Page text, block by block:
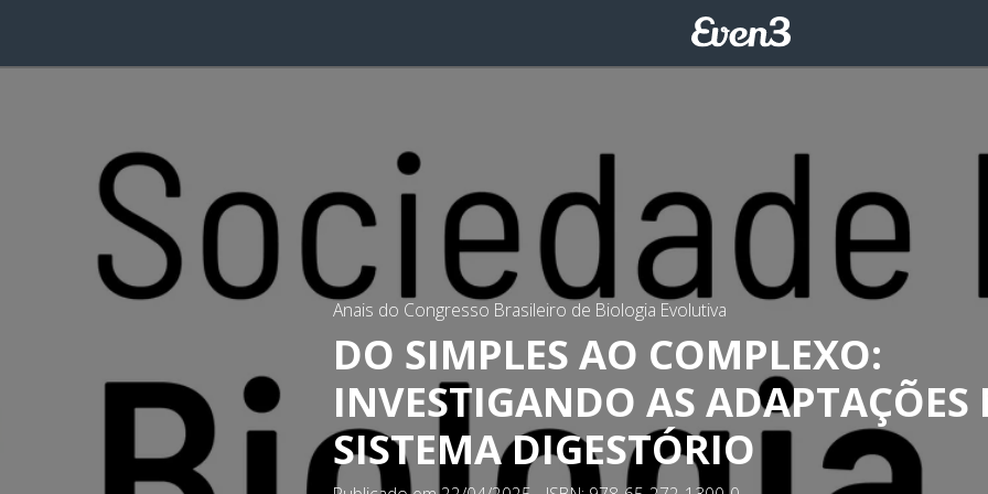
Anais do Congresso Brasileiro de Biologia Evolutiva
DO SIMPLES AO COMPLEXO:
INVESTIGANDO AS ADAPTAÇÕES
SISTEMA DIGESTÓRIO